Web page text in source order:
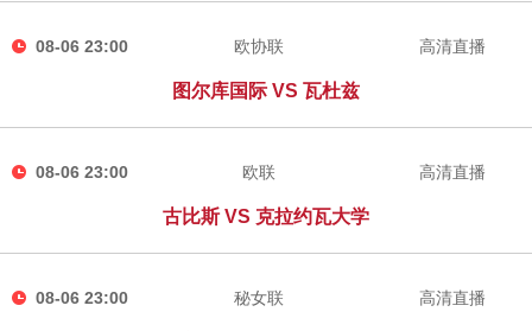
08-06 23:00 欧协联
图尔库国际 VS 瓦杜兹
高清直播
08-06 23:00 欧联
古比斯 VS 克拉约瓦大学
高清直播
08-06 23:00 秘女联 高清直播